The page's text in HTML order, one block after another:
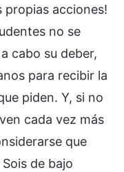
propias acciones!
no se
cabo su deber,
para recibir la
piden. Y, si no
cada vez más
que
de bajo